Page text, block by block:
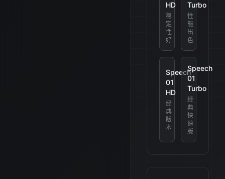
HD
稳
定
性
好
Turbo
性
能
出
色
Speech
01
HD
经
典
版
本
Speech
01
Turbo
经
典
快
速
版